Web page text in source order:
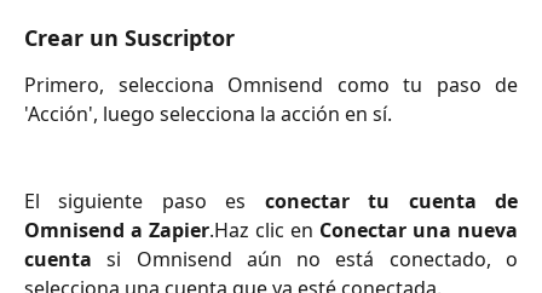
Crear un Suscriptor
Primero, selecciona Omnisend como tu paso de
'Acción', luego selecciona la acción en sí.
El siguiente paso es conectar tu cuenta de
Omnisend a Zapier.Haz clic en Conectar una nueva
cuenta si Omnisend aún no está conectado, o